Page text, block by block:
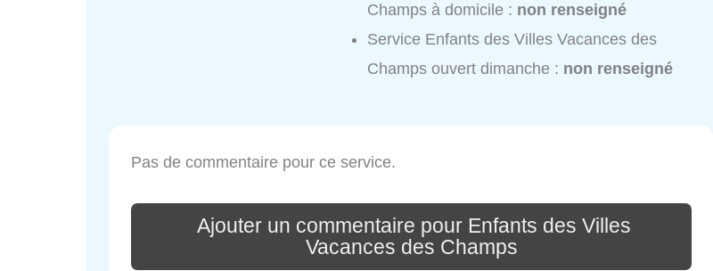
Champs à domicile : non renseigné
Service Enfants des Villes Vacances des
Champs ouvert dimanche : non renseigné
Pas de commentaire pour ce service.
Ajouter un commentaire pour Enfants des Villes
Vacances des Champs